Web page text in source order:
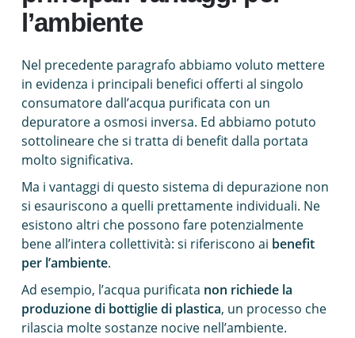
l’ambiente
Nel precedente paragrafo abbiamo voluto mettere
in evidenza i principali benefici offerti al singolo
consumatore dall’acqua purificata con un
depuratore a osmosi inversa. Ed abbiamo potuto
sottolineare che si tratta di benefit dalla portata
molto significativa.
Ma i vantaggi di questo sistema di depurazione non
si esauriscono a quelli prettamente individuali. Ne
esistono altri che possono fare potenzialmente
bene all’intera collettività: si riferiscono ai benefit
per l’ambiente.
Ad esempio, l’acqua purificata non richiede la
produzione di bottiglie di plastica, un processo che
rilascia molte sostanze nocive nell’ambiente.